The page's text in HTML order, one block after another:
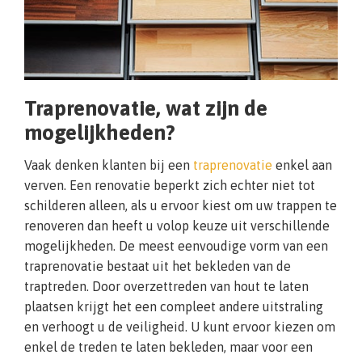
Traprenovatie, wat zijn de
mogelijkheden?
Vaak denken klanten bij een traprenovatie enkel aan
verven. Een renovatie beperkt zich echter niet tot
schilderen alleen, als u ervoor kiest om uw trappen te
renoveren dan heeft u volop keuze uit verschillende
mogelijkheden. De meest eenvoudige vorm van een
traprenovatie bestaat uit het bekleden van de
traptreden. Door overzettreden van hout te laten
plaatsen krijgt het een compleet andere uitstraling
en verhoogt u de veiligheid. U kunt ervoor kiezen om
enkel de treden te laten bekleden, maar voor een